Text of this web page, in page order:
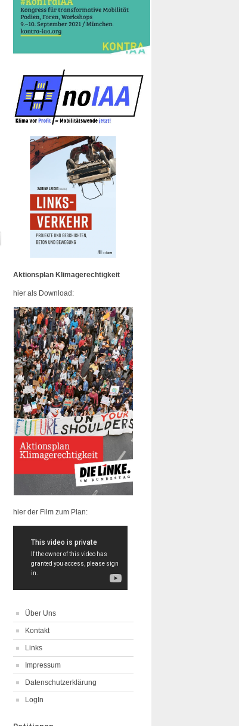
Aktionsplan Klimagerechtigkeit
hier als Download:
hier der Film zum Plan:
Über Uns
Kontakt
Links
Impressum
Datenschutzerklärung
LogIn